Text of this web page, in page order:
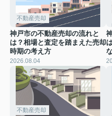
不動産売却
神戸市の不動産売却の流れと
は？相場と査定を踏まえた売却
時期の考え方
2026.08.04
不動産売却